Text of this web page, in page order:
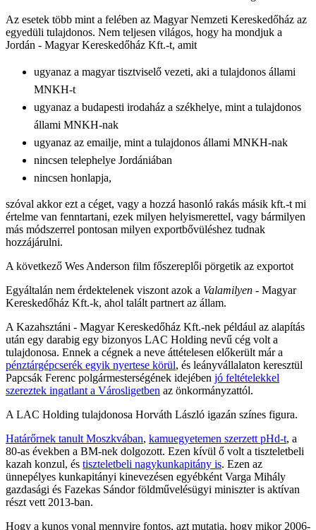
Az esetek több mint a felében az Magyar Nemzeti Kereskedőház az
egyedüli tulajdonos. Nem teljesen világos, hogy ha mondjuk a
Jordán - Magyar Kereskedőház Kft.-t, amit
ugyanaz a magyar tisztviselő vezeti, aki a tulajdonos állami
MNKH-t
ugyanaz a budapesti irodaház a székhelye, mint a tulajdonos
állami MNKH-nak
ugyanaz az emailje, mint a tulajdonos állami MNKH-nak
nincsen telephelye Jordániában
nincsen honlapja,
szóval akkor ezt a céget, vagy a hozzá hasonló rakás másik kft.-t mi
értelme van fenntartani, ezek milyen helyismerettel, vagy bármilyen
más módszerrel pontosan milyen exportbővüléshez tudnak
hozzájárulni.
A következő Wes Anderson film főszereplői pörgetik az exportot
Egyáltalán nem érdektelenek viszont azok a Valamilyen - Magyar
Kereskedőház Kft.-k, ahol talált partnert az állam.
A Kazahsztáni - Magyar Kereskedőház Kft.-nek például az alapítás
után egy darabig egy bizonyos LAC Holding nevű cég volt a
tulajdonosa. Ennek a cégnek a neve áttételesen előkerült már a
pénztárgépcserék egyik nyertese körül, és leányvállalaton keresztül
Papcsák Ferenc polgármesterségének idejében jó feltételekkel
szereztek ingatlant a Városligetben az önkormányzattól.
A LAC Holding tulajdonosa Horváth László igazán színes figura.
Határőrnek tanult Moszkvában, kamuegyetemen szerzett pHd-t, a
80-as években a BM-nek dolgozott. Ezen kívül ő volt a tiszteletbeli
kazah konzul, és tiszteletbeli nagykunkapitány is. Ezen az
ünnepélyes kunkapitányi kinevezésen egyébként Varga Mihály
gazdasági és Fazekas Sándor földművelésügyi miniszter is aktívan
részt vett 2013-ban.
Hogy a kunos vonal mennyire fontos, azt mutatja, hogy mikor 2006-